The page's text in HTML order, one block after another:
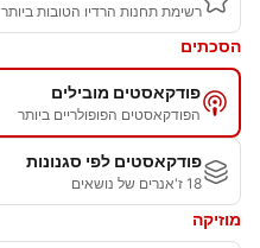
רשימת תחנות הרדיו הטובות ביותר
הסכתים
פודקאסטים מובילים
הפודקאסטים הפופולריים ביותר
פודקאסטים לפי סגנונות
18 ז'אנרים של נושאים
מוזיקה